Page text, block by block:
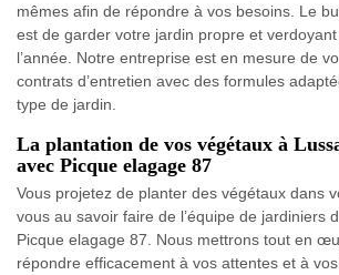
mêmes afin de répondre à vos besoins. Le
est de garder votre jardin propre et
l’année. Notre entreprise est en mesure de
contrats d’entretien avec des formules
type de jardin.
La plantation de vos végétaux à
avec Picque elagage 87
Vous projetez de planter des végétaux dans
vous au savoir faire de l’équipe de jardiniers
Picque elagage 87. Nous mettrons tout en
répondre efficacement à vos attentes et à